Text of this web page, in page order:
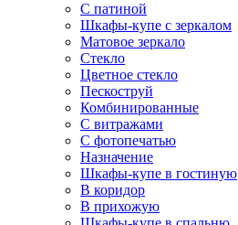
С патиной
Шкафы-купе с зеркалом
Матовое зеркало
Стекло
Цветное стекло
Пескоструй
Комбинированные
С витражами
С фотопечатью
Назначение
Шкафы-купе в гостиную
В коридор
В прихожую